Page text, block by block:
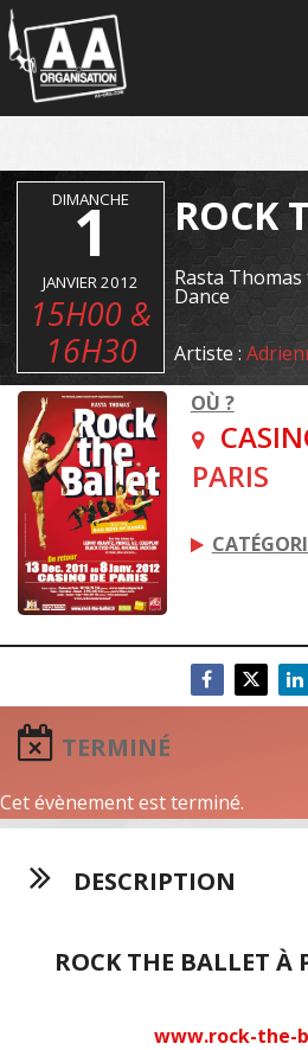
Panneau de gestion des cookies
DIMANCHE
1
JANVIER 2012
15H00 &
16H30
ROCK
Rasta
Dance
Artiste :
OÙ ?
PARIS
TERMINÉ
Cet évènement est terminé.
DESCRIPTION
ROCK THE BALLET À
www.rock-the-